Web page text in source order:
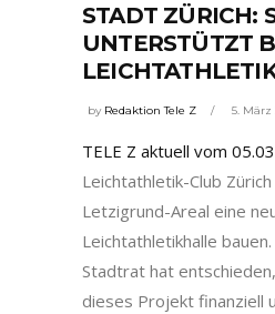
STADT ZÜRICH:
UNTERSTÜTZT
by Redaktion Tele Z 5. März
TELE Z aktuell vom
Leichtathletik-Club
Letzigrund-Areal eine
Leichtathletikhalle
Stadtrat hat
dieses Projekt finanziell